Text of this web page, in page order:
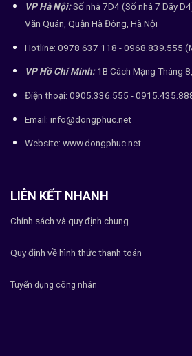
VP Hà Nội:Số nhà 7D4 (Số nhà 7 Dãy
Văn Quán, Quận Hà Đông, Hà Nội
Hotline: 0978 637 118 - 0968.839.555
VP Hồ Chí Minh:1B Cách Mạng Tháng
Điện thoại: 0905.336.555 -
Email: info@dongphuc.net
Website: www.dongphuc.net
LIÊN KẾT NHANH
Chính sách và quy định chung
Quy định về hình thức thanh toán
Tuyển dụng công nhân